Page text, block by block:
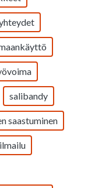
salibandy
saastuminen
ilmailu